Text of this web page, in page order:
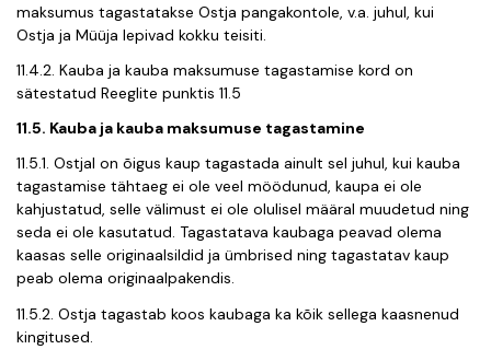
maksumus tagastatakse Ostja pangakontole, v.a. juhul, kui
Ostja ja Müüja lepivad kokku teisiti.
11.4.2. Kauba ja kauba maksumuse tagastamise kord on
sätestatud Reeglite punktis 11.5
11.5. Kauba ja kauba maksumuse tagastamine
11.5.1. Ostjal on õigus kaup tagastada ainult sel juhul, kui kauba
tagastamise tähtaeg ei ole veel möödunud, kaupa ei ole
kahjustatud, selle välimust ei ole olulisel määral muudetud ning
seda ei ole kasutatud. Tagastatava kaubaga peavad olema
kaasas selle originaalsildid ja ümbrised ning tagastatav kaup
peab olema originaalpakendis.
11.5.2. Ostja tagastab koos kaubaga ka kõik sellega kaasnenud
kingitused.